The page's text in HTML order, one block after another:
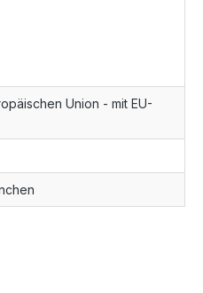
Union - mit EU-